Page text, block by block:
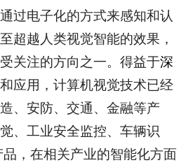
电子化的方式来感知和认
超越人类视觉智能的效果，
关注的方向之一。得益于深
应用，计算机视觉技术已经
、安防、交通、金融等产
、工业安全监控、车辆识
，在相关产业的智能化方面